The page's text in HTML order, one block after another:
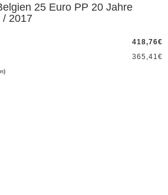
25 Euro PP 20 Jahre
/ 2017
418,76€
365,41 €